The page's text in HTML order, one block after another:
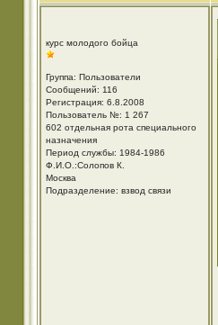
курс молодого бойца
Группа: Пользователи
Сообщений: 116
Регистрация: 6.8.2008
Пользователь №: 1 267
602 отдельная рота специального
назначения
Период службы: 1984-1986
Ф.И.О.:Солопов К.
Москва
Подразделение: взвод связи